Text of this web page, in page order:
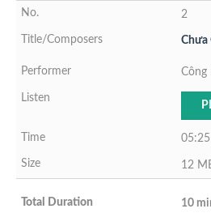
2
Chưa
Công
05:25
12
10